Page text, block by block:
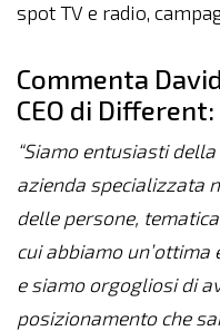
spot TV e radio,
Commenta
CEO di Different:
“Siamo entusiasti
azienda specializzata
delle persone,
cui abbiamo un’ottima
e siamo orgogliosi di
posizionamento che